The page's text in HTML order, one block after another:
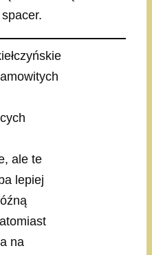
ale te
lepiej
na